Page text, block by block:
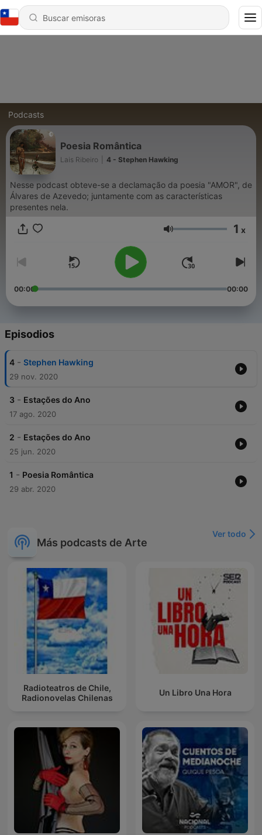
Podcasts
Poesia Romântica
Lais Ribeiro 4 - Stephen Hawking
Nesse podcast obteve-se a declamação da poesia "AMOR", de
Álvares de Azevedo; juntamente com as características
presentes nela.
Volumen 1 x
00:00 00:00
Episodios
4 - Stephen Hawking
29 nov. 2020
3 - Estações do Ano
17 ago. 2020
2 - Estações do Ano
25 jun. 2020
1 - Poesia Romântica
29 abr. 2020
Más podcasts de Arte
Ver todo
Radioteatros de Chile,
Radionovelas Chilenas
Un Libro Una Hora